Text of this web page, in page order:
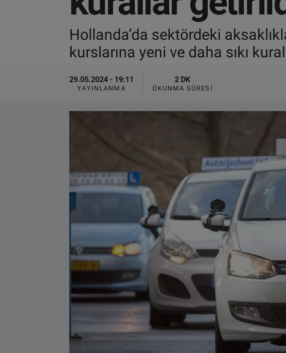
Hollanda’da sektördeki
kurslarına yeni ve daha sıkı
29.05.2024 - 19:11
YAYINLANMA
2 DK
OKUNMA SÜRESI
ALGEMENE VOORWAARDEN
CONTACT
Çerez Politikası